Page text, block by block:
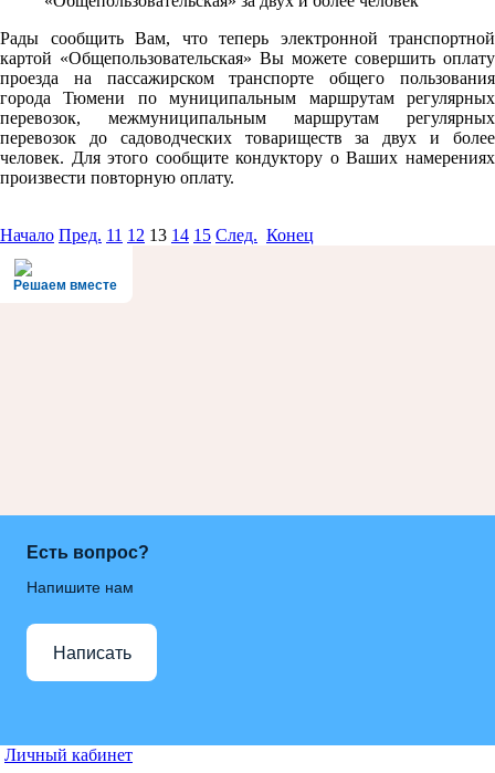
Рады сообщить Вам, что теперь электронной транспортной
картой «Общепользовательская» Вы можете совершить оплату
проезда на пассажирском транспорте общего пользования
города Тюмени по муниципальным маршрутам регулярных
перевозок, межмуниципальным маршрутам регулярных
перевозок до садоводческих товариществ за двух и более
человек. Для этого сообщите кондуктору о Ваших намерениях
произвести повторную оплату.
Начало Пред. 11 12 13 14 15 След. Конец
Решаем вместе
Есть вопрос?
Напишите нам
Написать
Личный кабинет